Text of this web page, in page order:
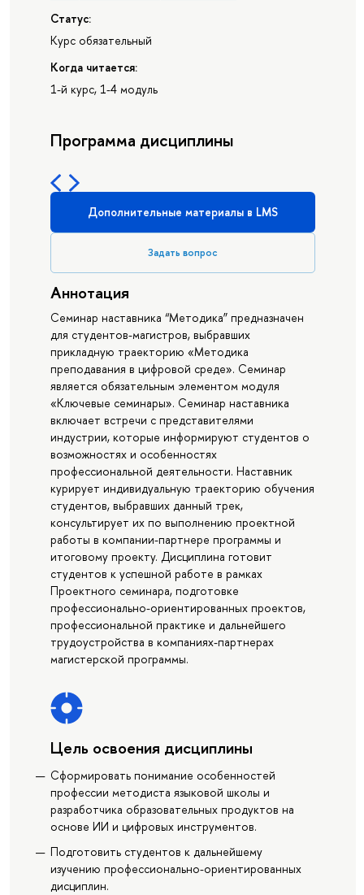
Статус:
Курс обязательный
Когда читается:
1-й курс, 1-4 модуль
Программа дисциплины
Дополнительные материалы в LMS
Задать вопрос
Аннотация
Семинар наставника “Методика” предназначен
для студентов-магистров, выбравших
прикладную траекторию «Методика
преподавания в цифровой среде». Семинар
является обязательным элементом модуля
«Ключевые семинары». Семинар наставника
включает встречи с представителями
индустрии, которые информируют студентов о
возможностях и особенностях
профессиональной деятельности. Наставник
курирует индивидуальную траекторию обучения
студентов, выбравших данный трек,
консультирует их по выполнению проектной
работы в компании-партнере программы и
итоговому проекту. Дисциплина готовит
студентов к успешной работе в рамках
Проектного семинара, подготовке
профессионально-ориентированных проектов,
профессиональной практике и дальнейшего
трудоустройства в компаниях-партнерах
магистерской программы.
Цель освоения дисциплины
Сформировать понимание особенностей
профессии методиста языковой школы и
разработчика образовательных продуктов на
основе ИИ и цифровых инструментов.
Подготовить студентов к дальнейшему
изучению профессионально-ориентированных
дисциплин.